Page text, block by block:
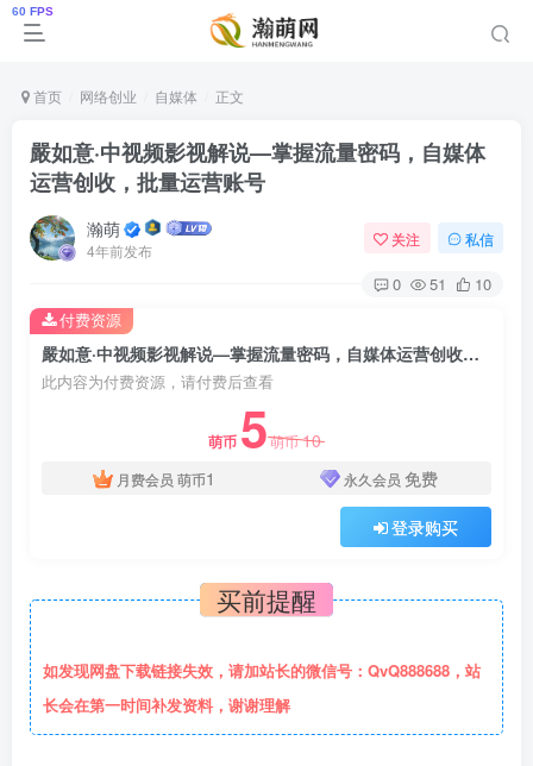
首页 网络创业 自媒体 正文
嚴如意·中视频影视解说—掌握流量密码，自媒体
运营创收，批量运营账号
瀚萌
4年前发布
关注 私信
0 51 10
嚴如意·中视频影视解说—掌握流量密码，自媒体运营创收，批量运营账号
此内容为付费资源，请付费后查看
萌币 5萌币10
月费会员 萌币1 永久会员 免费
登录购买
付费资源
买前提醒
如发现网盘下载链接失效，请加站长的微信号：QvQ888688，站
长会在第一时间补发资料，谢谢理解